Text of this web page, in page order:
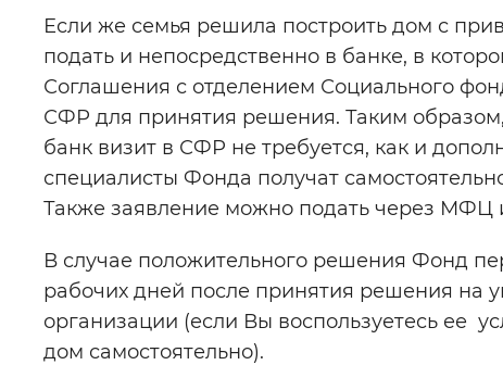
Если же семья решила построить дом с
подать и непосредственно в банке, в
Соглашения с отделением Социального
СФР для принятия решения. Таким
банк визит в СФР не требуется, как и
специалисты Фонда получат
Также заявление можно подать через МФЦ
В случае положительного решения Фонд
рабочих дней после принятия решения на
организации (если Вы воспользуетесь ее
дом самостоятельно).